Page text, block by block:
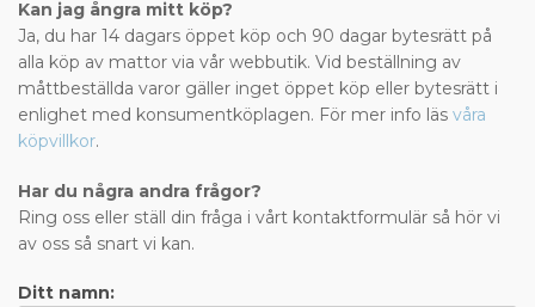
Kan jag ångra mitt köp?
Ja, du har 14 dagars öppet köp och 90 dagar bytesrätt på
alla köp av mattor via vår webbutik. Vid beställning av
måttbeställda varor gäller inget öppet köp eller bytesrätt i
enlighet med konsumentköplagen. För mer info läs våra
köpvillkor.
Har du några andra frågor?
Ring oss eller ställ din fråga i vårt kontaktformulär så hör vi
av oss så snart vi kan.
Ditt namn: